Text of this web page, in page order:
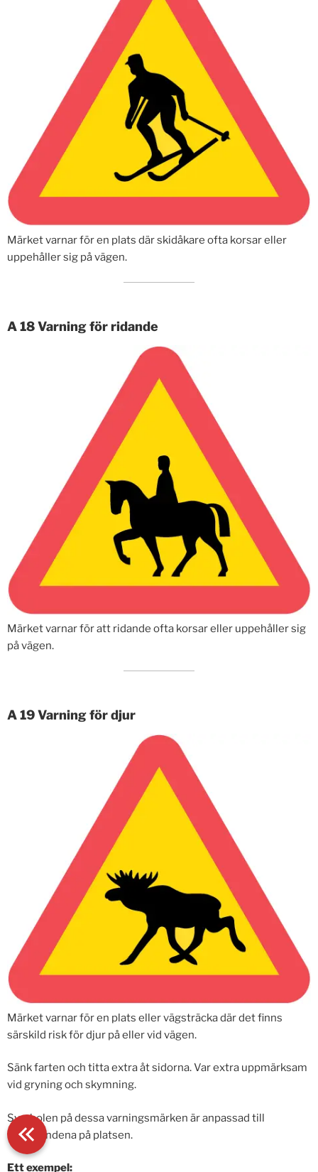
Märket varnar för en plats där skidåkare ofta korsar eller
uppehåller sig på vägen.
A 18 Varning för ridande
Märket varnar för att ridande ofta korsar eller uppehåller sig
på vägen.
A 19 Varning för djur
Märket varnar för en plats eller vägsträcka där det finns
särskild risk för djur på eller vid vägen.
Sänk farten och titta extra åt sidorna. Var extra uppmärksam
vid gryning och skymning.
Symbolen på dessa varningsmärken är anpassad till
förhållandena på platsen.
Ett exempel: